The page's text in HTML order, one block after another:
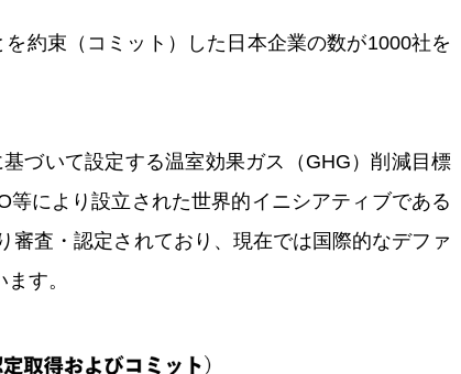
約束（コミット）した日本企業の数が1000社を
づいて設定する温室効果ガス（GHG）削減目標
により設立された世界的イニシアティブである
審査・認定されており、現在では国際的なデファ
す。